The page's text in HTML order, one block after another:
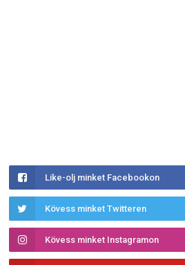
Like-olj minket Facebookon
Kövess minket Twitteren
Kövess minket Instagramon